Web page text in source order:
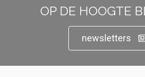
OP DE HOOGTE
newsletters